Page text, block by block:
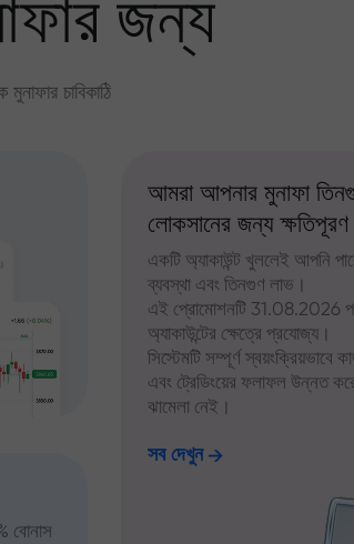
জন্য
চাবিকাঠি
বোনাস
আমরা আপনার মুনাফা
লোকসানের জন্য ক্ষতিপূরণ
একটি অ্যাকাউন্ট খুললেই আপনি
ব্যবস্থা এবং তিনগুণ লাভ।
এই প্রোমোশনটি 31.08.2026
অ্যাকাউন্টের ক্ষেত্রে প্রযোজ্য।
সিস্টেমটি সম্পূর্ণ স্বয়ংক্রিয়ভাবে
এবং ট্রেডিংয়ের ফলাফল উন্নত
ঝামেলা নেই।
সব দেখুন